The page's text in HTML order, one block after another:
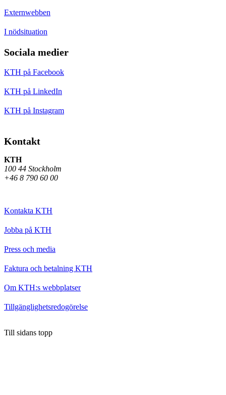
Externwebben
I nödsituation
Sociala medier
KTH på Facebook
KTH på LinkedIn
KTH på Instagram
Kontakt
KTH
100 44 Stockholm
+46 8 790 60 00
Kontakta KTH
Jobba på KTH
Press och media
Faktura och betalning KTH
Om KTH:s webbplatser
Tillgänglighetsredogörelse
Till sidans topp